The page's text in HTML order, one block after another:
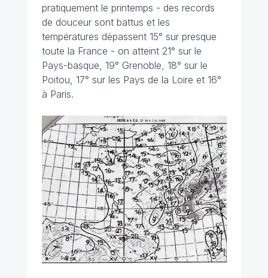
pratiquement le printemps - des records
de douceur sont battus et les
températures dépassent 15° sur presque
toute la France - on atteint 21° sur le
Pays-basque, 19° Grenoble, 18° sur le
Poitou, 17° sur les Pays de la Loire et 16°
à Paris.